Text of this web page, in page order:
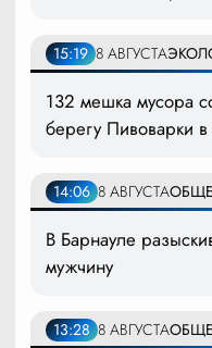
15:19 8 АВГУСТА
132 мешка мусора
берегу Пивоварки
14:06 8 АВГУСТА
В Барнауле
мужчину
13:28 8 АВГУСТА